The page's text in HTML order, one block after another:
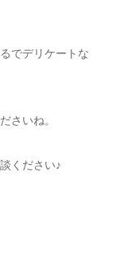
でデリケートな
さいね。
ください♪